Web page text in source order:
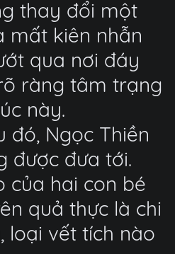
thay đổi một
mất kiên nhẫn
qua nơi đáy
ràng tâm trạng
này.
đó, Ngọc Thiền
được đưa tới.
của hai con bé
quả thực là chi
loại vết tích nào